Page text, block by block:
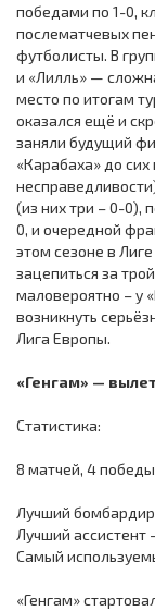
победами по 1-0,
послематчевых
футболисты. В
и «Лилль» —
место по итогам
оказался ещё и
заняли будущий
«Карабаха» до сих
(из них три – 0-0),
0, и очередной
этом сезоне в
зацепиться за
маловероятно – у
возникнуть
Лига Европы.
«Генгам» —
Статистика:
8 матчей, 4
Лучший
Лучший ассистент
Самый
«Генгам»